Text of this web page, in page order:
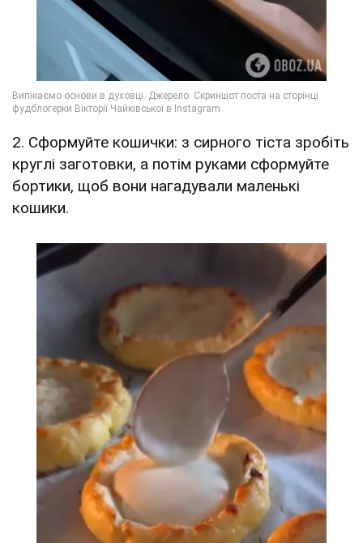
2. Сформуйте кошички: з сирного тіста зробіть
круглі заготовки, а потім руками сформуйте
бортики, щоб вони нагадували маленькі
кошики.